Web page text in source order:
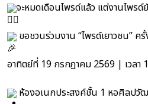
จะหมดเดือนไพรด์แล้ว แต่งานไพร
ขอชวนร่วมงาน “ไพรด์เยาวชน” ค
อาทิตย์ที่ 19 กรกฎาคม 2569 | เวลา
ห้องอเนกประสงค์ชั้น 1 หอศิลปวั